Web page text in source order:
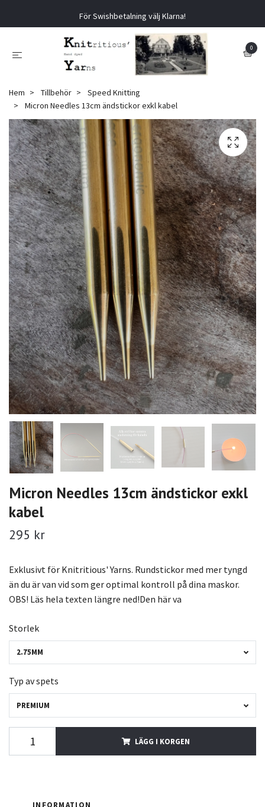
För Swishbetalning välj Klarna!
0
Hem Tillbehör
Speed Knitting
Micron Needles 13cm ändstickor exkl kabel
Micron Needles 13cm ändstickor exkl
kabel
295 kr
Exklusivt för Knitritious' Yarns. Rundstickor med mer tyngd
än du är van vid som ger optimal kontroll på dina maskor.
OBS! Läs hela texten längre ned!Den här va
Storlek
2.75MM
Typ av spets
PREMIUM
LÄGG I KORGEN
INFORMATION